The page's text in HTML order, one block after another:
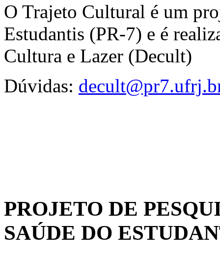
O Trajeto Cultural é um
Estudantis (PR-7) e é
Cultura e Lazer (Decult)
Dúvidas:
PROJETO DE
SAÚDE DO